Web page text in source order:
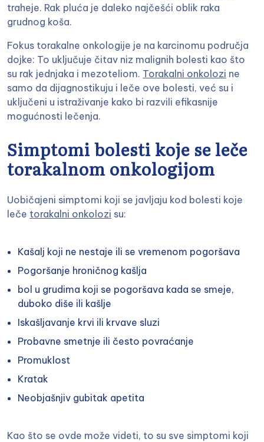
traheje. Rak pluća je daleko najčešći oblik raka
grudnog koša.
Fokus torakalne onkologije je na karcinomu područja
dojke: To uključuje čitav niz malignih bolesti kao što
su rak jednjaka i mezoteliom. Torakalni onkolozi ne
samo da dijagnostikuju i leče ove bolesti, već su i
uključeni u istraživanje kako bi razvili efikasnije
mogućnosti lečenja.
Simptomi bolesti koje se leče
torakalnom onkologijom
Uobičajeni simptomi koji se javljaju kod bolesti koje
leče torakalni onkolozi su:
Kašalj koji ne nestaje ili se vremenom pogoršava
Pogoršanje hroničnog kašlja
bol u grudima koji se pogoršava kada se smeje,
duboko diše ili kašlje
Iskašljavanje krvi ili krvave sluzi
Probavne smetnje ili često povraćanje
Promuklost
Kratak
Neobjašnjiv gubitak apetita
Kao što se ovde može videti, to su sve simptomi koji